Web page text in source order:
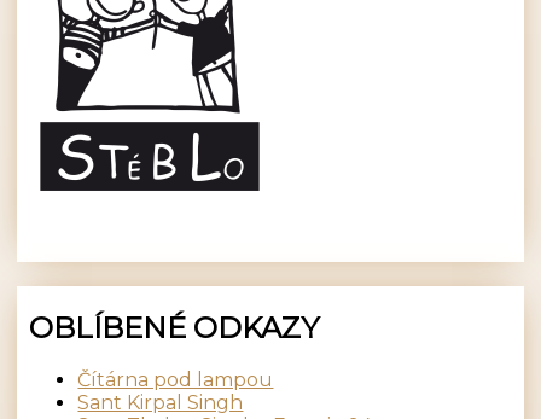
OBLÍBENÉ ODKAZY
Čítárna pod lampou
Sant Kirpal Singh